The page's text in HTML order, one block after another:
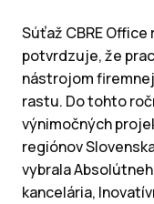
Súťaž CBRE
potvrdzuje, že
nástrojom
rastu. Do tohto
výnimočných
regiónov
vybrala
kancelária,